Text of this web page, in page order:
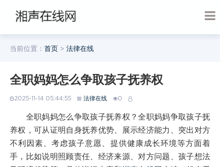
当前位置： 首页 > 法律在线
全职妈妈怎么争取孩子抚养权
2025-11-14 05:44:55 法律在线 0
全职妈妈怎么争取孩子抚养权？全职妈妈争取孩子抚
养权，可从证明自身抚养优势、展示经济能力、突出对方
不利因素、考虑孩子意愿、提供健康成长环境等方面着
手，比如说明照顾责任、经济来源、对方问题、孩子想法